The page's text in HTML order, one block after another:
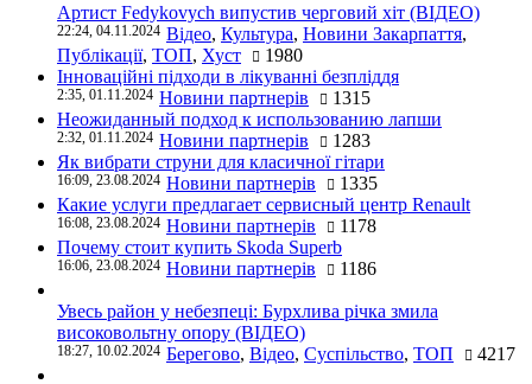
Артист Fedykovych випустив черговий хіт (ВІДЕО)
22:24, 04.11.2024 Відео, Культура, Новини Закарпаття,
Публікації, ТОП, Хуст
1980
Інноваційні підходи в лікуванні безпліддя
2:35, 01.11.2024 Новини партнерів
1315
Неожиданный подход к использованию лапши
2:32, 01.11.2024 Новини партнерів
1283
Як вибрати струни для класичної гітари
16:09, 23.08.2024 Новини партнерів
1335
Какие услуги предлагает сервисный центр Renault
16:08, 23.08.2024 Новини партнерів
1178
Почему стоит купить Skoda Superb
16:06, 23.08.2024 Новини партнерів 1186
Увесь район у небезпеці: Бурхлива річка змила
високовольтну опору (ВІДЕО)
18:27, 10.02.2024 Берегово, Відео, Суспільство, ТОП 4217